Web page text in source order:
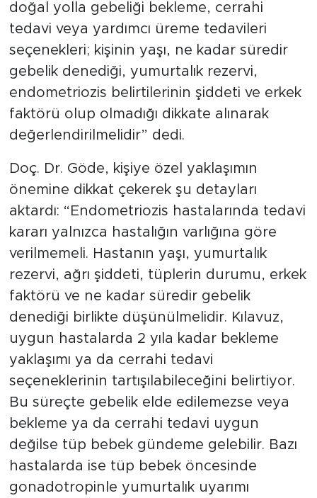
doğal yolla gebeliği bekleme, cerrahi
tedavi veya yardımcı üreme tedavileri
seçenekleri; kişinin yaşı, ne kadar süredir
gebelik denediği, yumurtalık rezervi,
endometriozis belirtilerinin şiddeti ve erkek
faktörü olup olmadığı dikkate alınarak
değerlendirilmelidir” dedi.
Doç. Dr. Göde, kişiye özel yaklaşımın
önemine dikkat çekerek şu detayları
aktardı: “Endometriozis hastalarında tedavi
kararı yalnızca hastalığın varlığına göre
verilmemeli. Hastanın yaşı, yumurtalık
rezervi, ağrı şiddeti, tüplerin durumu, erkek
faktörü ve ne kadar süredir gebelik
denediği birlikte düşünülmelidir. Kılavuz,
uygun hastalarda 2 yıla kadar bekleme
yaklaşımı ya da cerrahi tedavi
seçeneklerinin tartışılabileceğini belirtiyor.
Bu süreçte gebelik elde edilemezse veya
bekleme ya da cerrahi tedavi uygun
değilse tüp bebek gündeme gelebilir. Bazı
hastalarda ise tüp bebek öncesinde
gonadotropinle yumurtalık uyarımı